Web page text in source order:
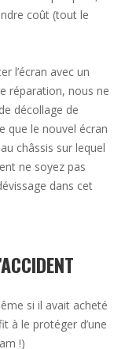
coût (tout le
l’écran avec un
réparation, nous ne
décollage de
que le nouvel écran
châssis sur lequel
ne soyez pas
dans cet
si il avait acheté
à le protéger d’une
!)